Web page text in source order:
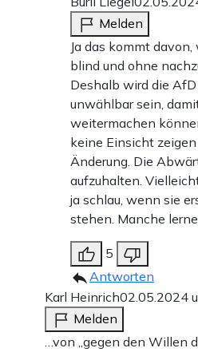
Melden
Ja das kommt
blind und ohne
Deshalb wird die
unwählbar sein,
weitermachen
keine Einsicht
Änderung. Die
aufzuhalten.
ja schlau, wenn sie
stehen. Manche
5
Antworten
Karl Heinrich02.05.2024
Melden
…von „gegen den Willen